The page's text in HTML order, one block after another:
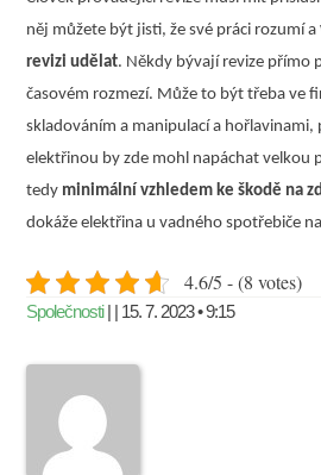
něj můžete být jisti, že své práci rozumí a
revizi udělat. Někdy bývají revize přímo
časovém rozmezí. Může to být třeba ve
skladováním a manipulací a
elektřinou by zde mohl napáchat velkou
tedy minimální vzhledem ke škodě na
dokáže elektřina u vadného spotřebiče
4.6/5 - (8 votes)
Společnosti| | 15. 7. 2023 • 9:15